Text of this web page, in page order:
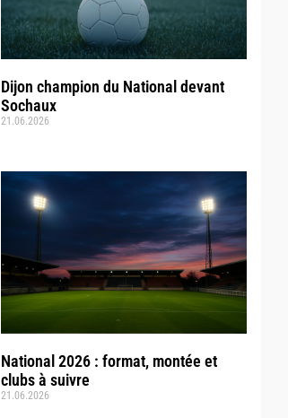
Dijon champion du National devant
Sochaux
21.06.2026
National 2026 : format, montée et
clubs à suivre
21.06.2026